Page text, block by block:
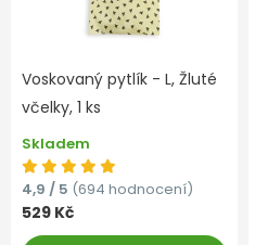
Voskovaný pytlík - L, Žluté
včelky, 1 ks
Skladem
4,9 / 5 (694 hodnocení)
529 Kč